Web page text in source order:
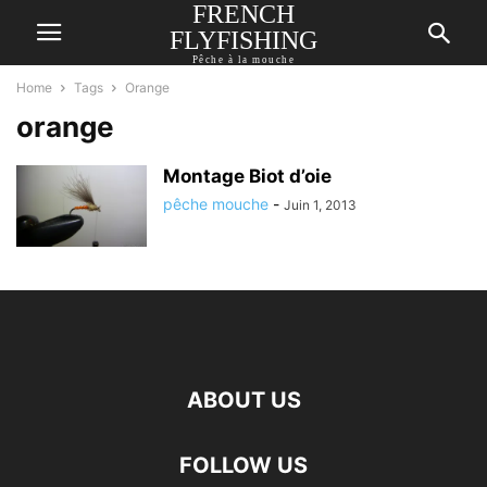
FRENCH
FLYFISHING
Pêche à la mouche
Home Tags Orange
orange
Montage Biot d’oie
pêche mouche - Juin 1, 2013
ABOUT US
FOLLOW US